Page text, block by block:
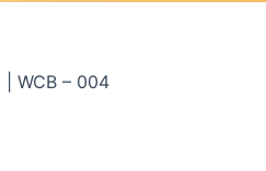
WCB – 004